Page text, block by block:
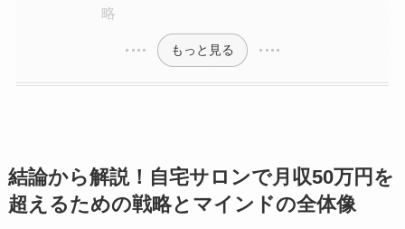
略
もっと見る
結論から解説！自宅サロンで月収50万円を
超えるための戦略とマインドの全体像